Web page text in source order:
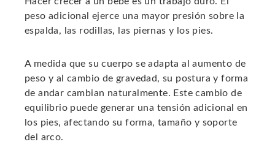
peso adicional ejerce una mayor presión sobre la
espalda, las rodillas, las piernas y los pies.
A medida que su cuerpo se adapta al aumento de
peso y al cambio de gravedad, su postura y forma
de andar cambian naturalmente. Este cambio de
equilibrio puede generar una tensión adicional en
los pies, afectando su forma, tamaño y soporte
del arco.